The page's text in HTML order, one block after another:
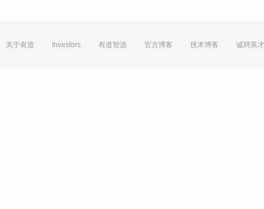
关于有道 Investors 有道智选 官方博客 技术博客 诚聘英才